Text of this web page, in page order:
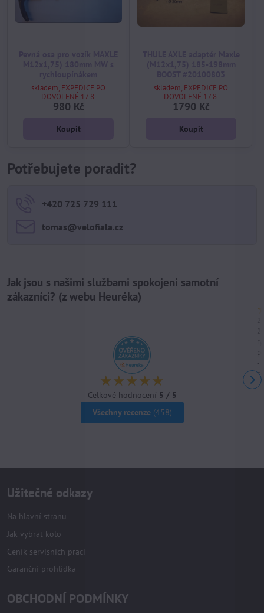
skladem, EXPEDICE PO
DOVOLENÉ 17.8.
980 Kč
Koupit
skladem, EXPEDICE PO
DOVOLENÉ 17.8.
1790 Kč
Koupit
Potřebujete poradit?
+420 725 729 111
tomas​@velofiala​.cz
Jak jsou s našimi službami spokojeni samotní
zákazníci? (z webu Heuréka)
Celkové hodnocení 5 / 5
Všechny recenze(458)
-
Užitečné odkazy
Na hlavní stranu
Jak vybrat kolo
Ceník servisních prací
Garanční prohlídka
OBCHODNÍ PODMÍNKY